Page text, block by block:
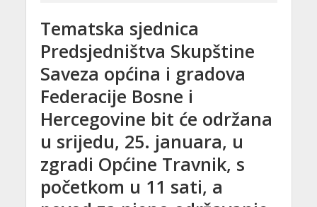
Tematska sjednica
Predsjedništva Skupštine
Saveza općina i gradova
Federacije Bosne i
Hercegovine bit će održana
u srijedu, 25. januara, u
zgradi Općine Travnik, s
početkom u 11 sati, a